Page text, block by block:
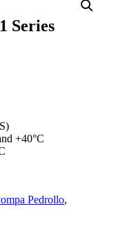
Series
+40°C
Pedrollo,